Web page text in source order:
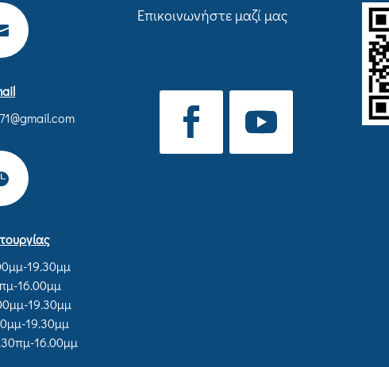
19.30μμ
16.00μμ
19.30μμ
19.30μμ
16.00μμ
Επικοινωνήστε μαζί μας